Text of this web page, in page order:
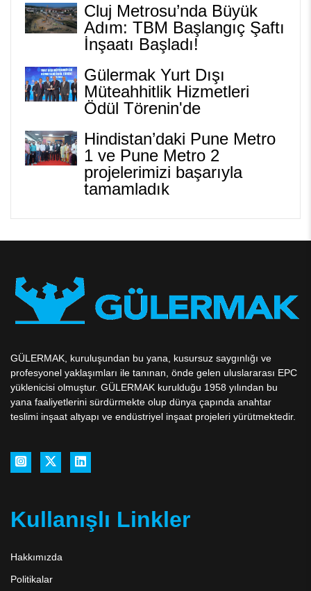
Cluj Metrosu’nda Büyük
Adım: TBM Başlangıç Şaftı
İnşaatı Başladı!
Gülermak Yurt Dışı
Müteahhitlik Hizmetleri
Ödül Törenin'de
Hindistan’daki Pune Metro
1 ve Pune Metro 2
projelerimizi başarıyla
tamamladık
GÜLERMAK, kuruluşundan bu yana, kusursuz saygınlığı ve
profesyonel yaklaşımları ile tanınan, önde gelen uluslararası EPC
yüklenicisi olmuştur. GÜLERMAK kurulduğu 1958 yılından bu
yana faaliyetlerini sürdürmekte olup dünya çapında anahtar
teslimi inşaat altyapı ve endüstriyel inşaat projeleri yürütmektedir.
Kullanışlı Linkler
Hakkımızda
Politikalar